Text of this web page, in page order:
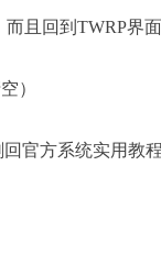
且回到TWRP界
）